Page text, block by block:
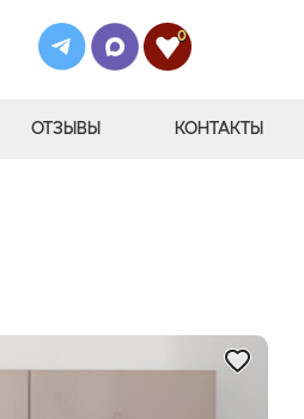
0
ОТЗЫВЫ КОНТАКТЫ